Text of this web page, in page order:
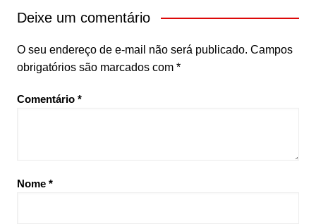
Deixe um comentário
O seu endereço de e-mail não será publicado. Campos
obrigatórios são marcados com *
Comentário *
Nome *